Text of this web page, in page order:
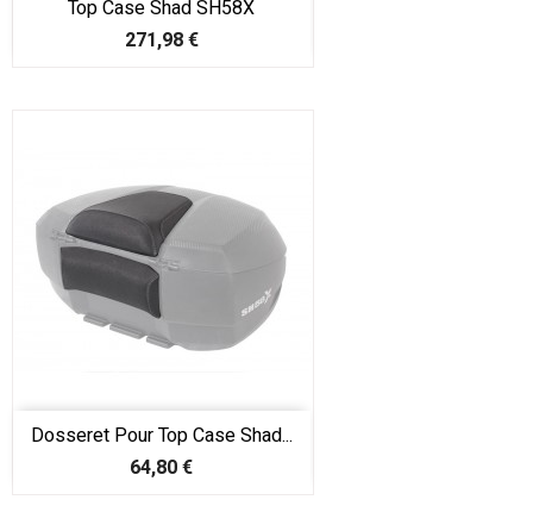
Top Case Shad SH58X
Prix
271,98 €
Dosseret Pour Top Case Shad...
Prix
64,80 €